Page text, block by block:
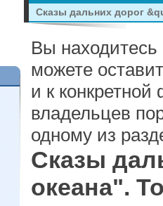
Сказы дальних дорог
Вы
можете
и к
владельцев
одному из
Сказы
океана".